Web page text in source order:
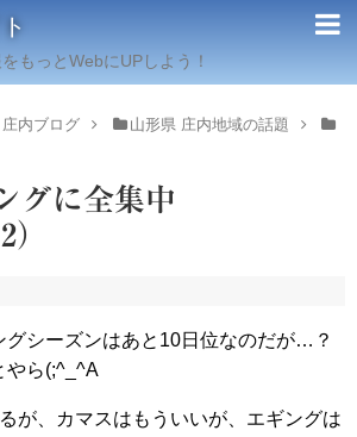
もっとWebにUPしよう！
内ブログ
山形県 庄内地域の話題
グに全集中
グシーズンはあと10日位なのだが…？
やら(;^_^A
が、カマスはもういいが、エギングは